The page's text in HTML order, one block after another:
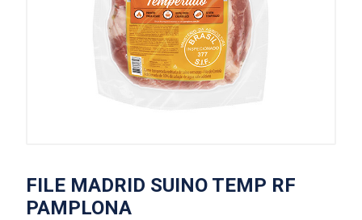
FILE MADRID SUINO TEMP RF
PAMPLONA